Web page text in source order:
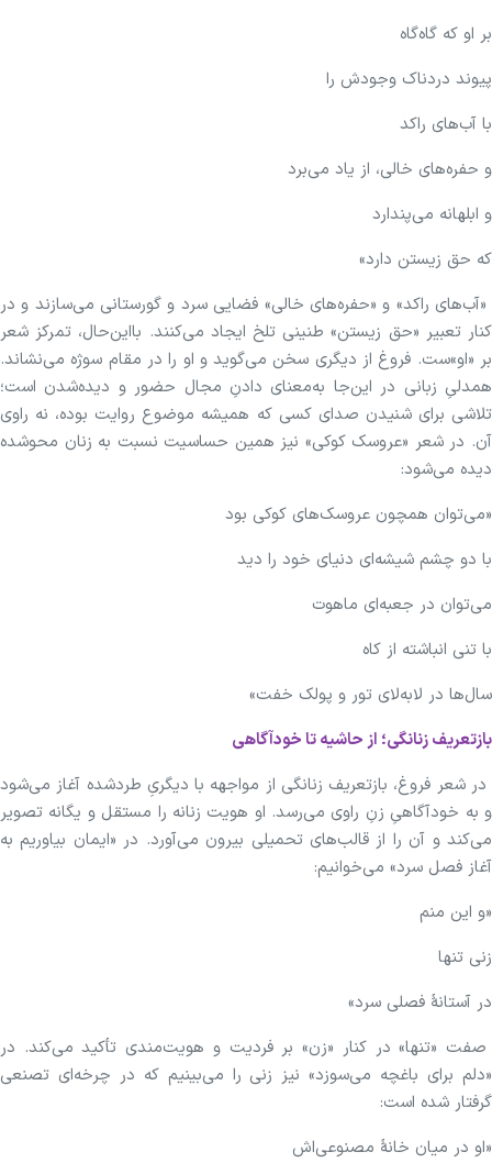
بر او که گاه‌گاه
پیوند دردناک وجودش را
با آب‌های راکد
و حفره‌های خالی، از یاد می‌برد
و ابلهانه می‌پندارد
که حق زیستن دارد»
«آب‌های راکد» و «حفره‌های خالی» فضایی سرد و گورستانی می‌سازند و در
کنار تعبیر «حق زیستن» طنینی تلخ ایجاد می‌کنند. بااین‌حال، تمرکز شعر
بر «او»ست. فروغ از دیگری سخن می‌گوید و او را در مقام سوژه می‌نشاند.
همدلیِ زبانی در این‌جا به‌معنای دادنِ مجال حضور و دیده‌شدن است؛
تلاشی برای شنیدن صدای کسی که همیشه موضوع روایت بوده، نه راوی
آن. در شعر «عروسک کوکی» نیز همین حساسیت نسبت به زنان محوشده
دیده می‌شود:
«می‌توان همچون عروسک‌های کوکی بود
با دو چشم شیشه‌ای دنیای خود را دید
می‌توان در جعبه‌ای ماهوت
با تنی انباشته از کاه
سال‌ها در لابه‌لای تور و پولک خفت»
بازتعریف زنانگی؛ از حاشیه تا خودآگاهی
در شعر فروغ، بازتعریف زنانگی از مواجهه با دیگریِ طردشده آغاز می‌شود
و به خودآگاهیِ زنِ راوی می‌رسد. او هویت زنانه را مستقل و یگانه تصویر
می‌کند و آن را از قالب‌های تحمیلی بیرون می‌آورد. در «ایمان بیاوریم به
آغاز فصل سرد» می‌خوانیم:
«و این منم
زنی تنها
در آستانهٔ فصلی سرد»
صفت «تنها» در کنار «زن» بر فردیت و هویت‌مندی تأکید می‌کند. در
«دلم برای باغچه می‌سوزد» نیز زنی را می‌بینیم که در چرخه‌ای تصنعی
گرفتار شده است:
«او در میان خانهٔ مصنوعی‌اش